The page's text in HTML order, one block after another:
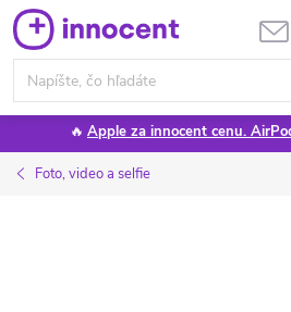
Prejsť
na
obsah
🔥 Apple za innocent cenu.
Foto, video a selfie